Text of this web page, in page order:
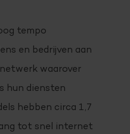
tempo
en bedrijven aan
waarover
hun diensten
hebben circa 1,7
tot snel internet